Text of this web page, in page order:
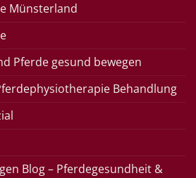
Münsterland
Pferde gesund bewegen
Behandlung
Blog – Pferdegesundheit &